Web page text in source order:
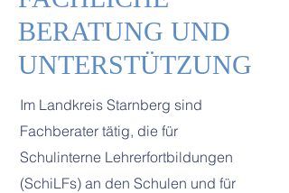
BERATUNG UND
UNTERSTÜTZUNG
Im Landkreis Starnberg sind
Fachberater tätig, die für
Schulinterne Lehrerfortbildungen
(SchiLFs) an den Schulen und für